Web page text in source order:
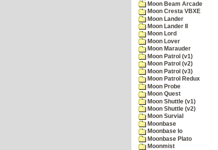
Moon Beam Arcade
Moon Cresta VBXE
Moon Lander
Moon Lander II
Moon Lord
Moon Lover
Moon Marauder
Moon Patrol (v1)
Moon Patrol (v2)
Moon Patrol (v3)
Moon Patrol Redux
Moon Probe
Moon Quest
Moon Shuttle (v1)
Moon Shuttle (v2)
Moon Survial
Moonbase
Moonbase Io
Moonbase Plato
Moonmist